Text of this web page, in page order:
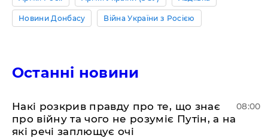
Новини Донбасу Війна України з Росією
Останні новини
Накі розкрив правду про те, що знає
про війну та чого не розуміє Путін, а на
які речі заплющує очі
08:00